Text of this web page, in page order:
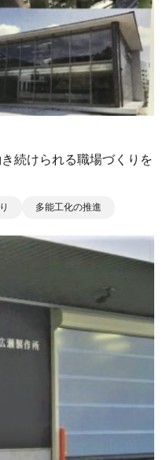
続けられる職場づくりを
多能工化の推進